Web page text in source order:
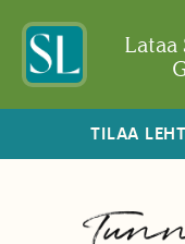
Lataa
TILAA